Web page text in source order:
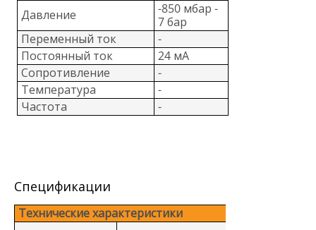
Давление
-850 мбар -
7 бар
Переменный ток
-
Постоянный ток
24 мА
Сопротивление
-
Температура
-
Частота
-
Спецификации
Технические характеристики